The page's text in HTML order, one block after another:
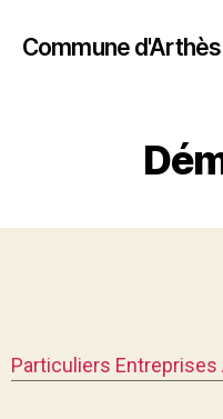
Commune d'Arthès
Particuliers Entreprises